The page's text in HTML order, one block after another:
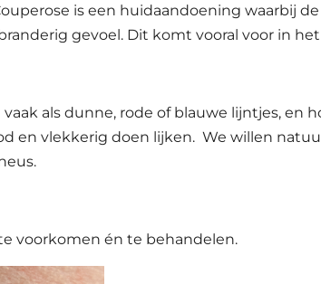
is een huidaandoening waarbij
gevoel. Dit komt vooral voor in
als dunne, rode of blauwe lijntjes, en
en vlekkerig doen lijken. We willen
voorkomen én te behandelen.